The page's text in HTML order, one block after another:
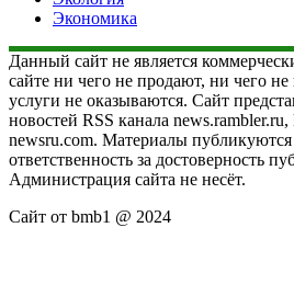
Экономика
Данный сайт не является
сайте ни чего не продают, ни чего
услуги не оказываются. Сайт
новостей RSS канала news.rambler.ru,
newsru.com. Материалы публикуются
ответственность за достоверность
Администрация сайта не несёт.
Сайт от bmb1 @ 2024